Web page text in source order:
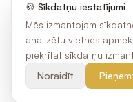
Saņem idejas, akcijas un
2026Luxury
🍪 Sīkdatņu iestatījumi
Mēs izmantojam
analizētu vietnes
piekrītat sīkdatņu
Noraidīt